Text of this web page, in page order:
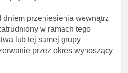
dniem przeniesienia wewnątrz
w ramach tego
lub tej samej grupy
przez okres wynoszący
odmowy udzielenia
czasowy
stosowanie przepisów
I instytucjach rynku